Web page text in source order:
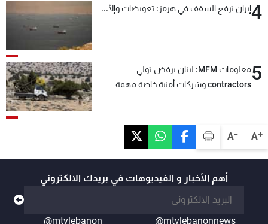
A+
A-
4إيران ترفع السقف في هرمز: تعويضات وإلّا...
5
معلومات MFM: لبنان يرفض تولي
contractors وشركات أمنية خاصة مهمة
أهم الأخبار و الفيديوهات في بريدك الالكتروني
@mtvlebanonnews
@mtvlebanon